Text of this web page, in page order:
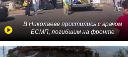
В Николаеве простились с врачом
БСМП, погибшим на фронте